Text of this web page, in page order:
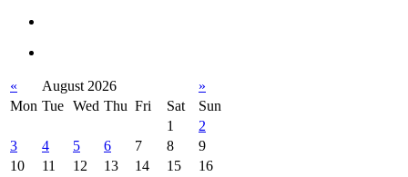
« August 2026
»
Mon Tue Wed Thu Fri Sat
Sun
1
2
3
4 5 6 7 8
9
10
11 12 13 14 15
16